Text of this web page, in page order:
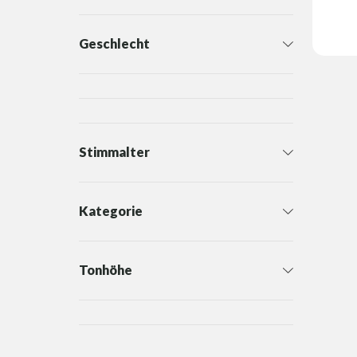
Geschlecht
Stimmalter
Kategorie
Tonhöhe